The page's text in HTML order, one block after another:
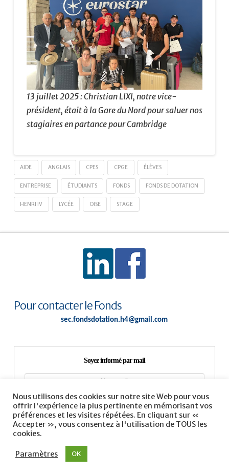
13 juillet 2025 : Christian LIXI, notre vice-
président, était à la Gare du Nord pour saluer nos
stagiaires en partance pour Cambridge
AIDE ANGLAIS CPES CPGE ÉLÈVES
ENTREPRISE ÉTUDIANTS FONDS FONDS DE DOTATION
HENRI IV LYCÉE OISE STAGE
Pour contacter le Fonds
sec.fondsdotation.h4@gmail.com
Soyez informé par mail
MENTIONS LÉGALES
Nous utilisons des cookies sur notre site Web pour vous
offrir l'expérience la plus pertinente en mémorisant vos
préférences et les visites répétées. En cliquant sur «
Accepter », vous consentez à l'utilisation de TOUS les
cookies.
Paramètres OK